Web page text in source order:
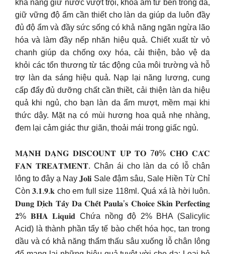
khả năng giữ nước vượt trội, khóa ẩm từ bên trong da,
giữ vững độ ẩm cần thiết cho làn da giúp da luôn đầy
đủ độ ẩm và đầy sức sống có khả năng ngăn ngừa lão
hóa và làm đầy nếp nhăn hiệu quả. Chiết xuất từ vỏ
chanh giúp da chống oxy hóa, cải thiện, bảo vệ da
khỏi các tổn thương từ tác động của môi trường và hỗ
trợ làn da sáng hiệu quả. Nạp lại năng lương, cung
cấp đẩy đủ dưỡng chất cần thiềt, cải thiện làn da hiệu
quả khi ngủ, cho bạn làn da ẩm mượt, mềm mại khi
thức dậy. Mặt nạ có mùi hương hoa quả nhẹ nhàng,
đem lại cảm giác thư giãn, thoải mái trong giấc ngủ.
𝐌𝐀̣𝐍𝐇 𝐃𝐀̣𝐍𝐆 𝐃𝐈𝐒𝐂𝐎𝐔𝐍𝐓 𝐔𝐏 𝐓𝐎 7𝟎% 𝐂𝐇𝐎 𝐂𝐀́𝐂
𝐅𝐀𝐍 𝐓𝐑𝐄𝐀𝐓𝐌𝐄𝐍𝐓. Chân ái cho làn da có lỗ chân
lông to đây ạ Nay 𝐉𝐨𝐥𝐢 Sale đậm sâu, Sale Hiền Từ Chỉ
Còn 𝟑.𝟏.𝟗.𝐤 cho em full size 118ml. Quá xá là hời luôn.
𝐃𝐮𝐧𝐠 𝐃𝐢̣𝐜𝐡 𝐓𝐚̂̉𝐲 𝐃𝐚 𝐂𝐡𝐞̂́𝐭 𝐏𝐚𝐮𝐥𝐚’𝐬 𝐂𝐡𝐨𝐢𝐜𝐞 𝐒𝐤𝐢𝐧 𝐏𝐞𝐫𝐟𝐞𝐜𝐭𝐢𝐧𝐠
𝟐% 𝐁𝐇𝐀 𝐋𝐢𝐪𝐮𝐢𝐝 Chứa nồng độ 2% BHA (Salicylic
Acid) là thành phần tẩy tế bào chết hóa học, tan trong
dầu và có khả năng thẩm thấu sâu xuống lỗ chân lông